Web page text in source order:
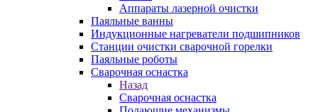
Аппараты лазерной очистки
Паяльные ванны
Индукционные нагреватели подшипников
Станции очистки сварочной горелки
Паяльные роботы
Сварочная оснастка
Назад
Сварочная оснастка